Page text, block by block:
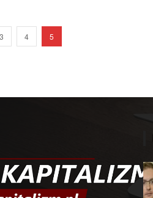
3 4 5